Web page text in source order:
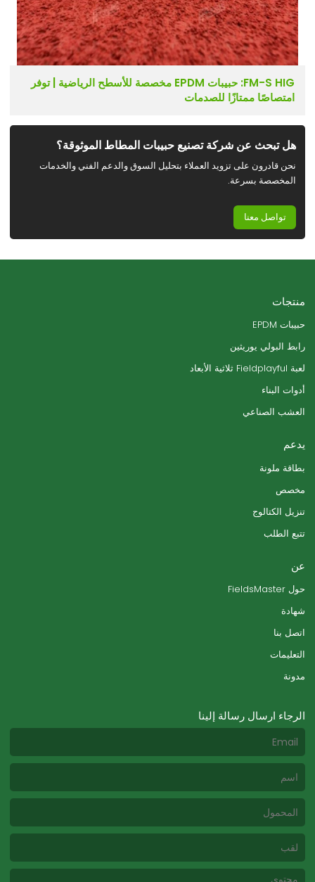
FM-S HIG: حبيبات EPDM مخصصة للأسطح الرياضية | توفر
امتصاصًا ممتازًا للصدمات
هل تبحث عن شركة تصنيع حبيبات المطاط الموثوقة؟
نحن قادرون على تزويد العملاء بتحليل السوق والدعم الفني والخدمات
المخصصة بسرعة.
تواصل معنا
منتجات
حبيبات EPDM
رابط البولي يوريثين
لعبة Fieldplayful ثلاثية الأبعاد
أدوات البناء
العشب الصناعي
يدعم
بطاقة ملونة
مخصص
تنزيل الكتالوج
تتبع الطلب
عن
حول FieldsMaster
شهادة
اتصل بنا
التعليمات
مدونة
الرجاء ارسال رسالة إلينا